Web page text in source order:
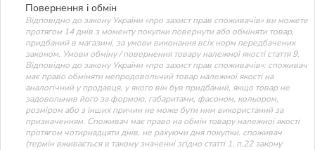
Повернення і обмін
Відповідно до закону України «про захист прав споживачів» ви можете
протягом 14 днів з моменту покупки повернути або обміняти товар,
придбаний в магазині, за умови виконання всіх норм передбачених
законом. Умови обміну / повернення товару належної якості стаття 9.
Відповідно до закону України «про захист прав споживачів»: споживач
має право обміняти непродовольчий товар належної якості на
аналогічний у продавця, у якого він був придбаний, якщо товар не
задовольнив його за формою, габаритами, фасоном, кольором,
розміром або з інших причин не може бути ним використаний за
призначенням. Споживач має право на обмін товару належної якості
протягом чотирнадцяти днів, не рахуючи дня покупки. споживач
(термін вживається в такому значенні згідно статті 1. п.22 закону